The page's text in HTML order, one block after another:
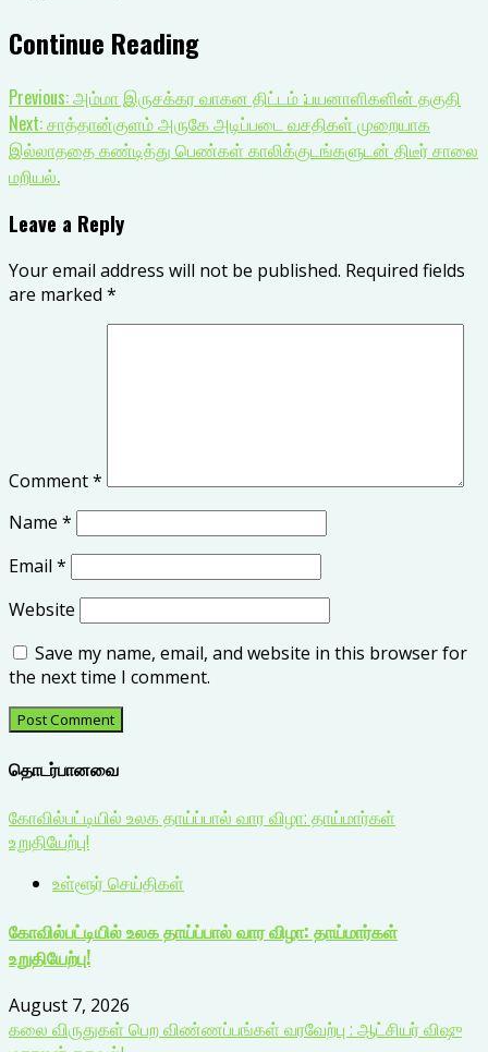
Continue Reading
Previous:அம்மா இருசக்கர வாகன திட்டம் ;பயனாளிகளின் தகுதி
Next:சாத்தான்குளம் அருகே அடிப்படை வசதிகள் முறையாக
இல்லாததை கண்டித்து பெண்கள் காலிக்குடங்களுடன் திடீர் சாலை
மறியல்.
Leave a Reply
Your email address will not be published. Required fields
are marked *
Comment*
Name *
Email *
Website
Save my name, email, and website in this browser for
the next time I comment.
தொடர்பானவை
கோவில்பட்டியில் உலக தாய்ப்பால் வார விழா: தாய்மார்கள்
உறுதியேற்பு!
உள்ளூர் செய்திகள்
கோவில்பட்டியில் உலக தாய்ப்பால் வார விழா: தாய்மார்கள்
உறுதியேற்பு!
August 7, 2026
கலை விருதுகள் பெற விண்ணப்பங்கள் வரவேற்பு : ஆட்சியர் விஷு